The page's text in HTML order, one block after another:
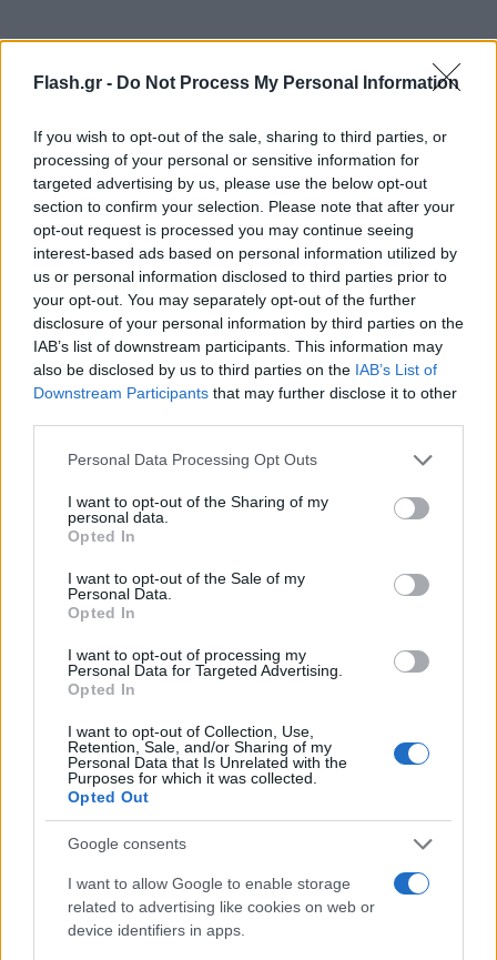
Flash.gr - Do Not Process My Personal Information
If you wish to opt-out of the sale, sharing to third parties, or
processing of your personal or sensitive information for
targeted advertising by us, please use the below opt-out
section to confirm your selection. Please note that after your
opt-out request is processed you may continue seeing
interest-based ads based on personal information utilized by
us or personal information disclosed to third parties prior to
your opt-out. You may separately opt-out of the further
disclosure of your personal information by third parties on the
IAB’s list of downstream participants. This information may
also be disclosed by us to third parties on the IAB’s List of
Downstream Participants that may further disclose it to other
Please note that this website/app uses one or more Google
not limited to your visit or usage behaviour. You may click to
grant or deny consent to Google and its third-party tags to
use your data for below specified purposes in below Google
consent section.
Personal Data Processing Opt Outs
I want to opt-out of the Sharing of my
personal data.
Opted In
I want to opt-out of the Sale of my
Personal Data.
Opted In
I want to opt-out of processing my
Personal Data for Targeted Advertising.
Opted In
I want to opt-out of Collection, Use,
Retention, Sale, and/or Sharing of my
Personal Data that Is Unrelated with the
Purposes for which it was collected.
Opted Out
Google consents
I want to allow Google to enable storage
related to advertising like cookies on web or
device identifiers in apps.
Η ζήτηση έχει υποχωρήσει σημαντικά
Η οικονομική διευθύντρια της LVMH, Cécile
Cabanis, δήλωσε ότι «η ζήτηση έχει υποχωρήσει
σημαντικά» στη Μέση Ανατολή, ενώ παρατηρείται
πολύ μεγάλη μείωση της προσέλευσης στα φυσικά
καταστήματα που βρίσκονται στα εμπορικά κέντρα
της περιοχής. Η Sephora, μία από τις εταιρείες της
LVMH, έχει δείξει σημάδια αντοχής, κυρίως χάρη
στη σημαντική παρουσία της στη Σαουδική Αραβία,
Η Armelle Poulou, οικονομική διευθύντρια της
Kering, μητρική της Gucci και άλλων brands,
δήλωσε κατά την παρουσίαση των οικονομικών
αποτελεσμάτων του πρώτου τριμήνου ότι η κρίση
στη Μέση Ανατολή έχει επιπτώσεις στην εταιρεία.
Συγκεκριμένα, παρατηρείται μία πτώση των
λιανικών πωλήσεων στην περιοχή κατά 11% κατά
το πρώτο τρίμηνο του έτους, παρασύροντας τα
συνολικά αποτελέσματα του Ομίλου. Εξ άλλου, η
Μέση Ανατολή αντιπροσωπεύει περίπου το 5% του
τζίρου της Kering, με περίπου 1.100 εργαζομένους
στην περιοχή και 79 καταστήματα, τα οποία